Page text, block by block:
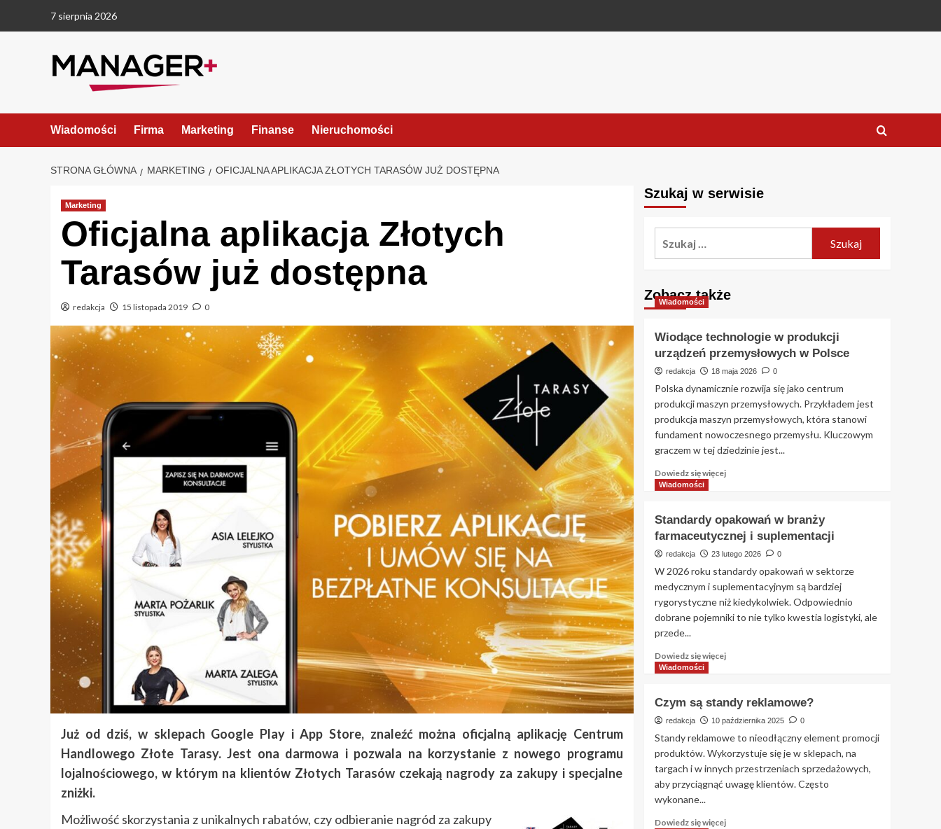
7 sierpnia 2026
Wiadomości Firma Marketing Finanse Nieruchomości
STRONA GŁÓWNA MARKETING OFICJALNA APLIKACJA ZŁOTYCH TARASÓW JUŻ DOSTĘPNA
Marketing
Oficjalna aplikacja Złotych
Tarasów już dostępna
redakcja 15 listopada 2019 0
Już od dziś, w sklepach Google Play iApp Store, znaleźć można oficjalną aplikację Centrum
Handlowego Złote Tarasy. Jest ona darmowa i pozwala na korzystanie z nowego programu
lojalnościowego, w którym na klientów Złotych Tarasów czekają nagrody za zakupy i specjalne
zniżki.
Możliwość skorzystania z unikalnych rabatów, czy odbieranie nagród za zakupy
Szukaj w serwisie
Zobacz także
Wiadomości
Wiodące technologie w produkcji
urządzeń przemysłowych w Polsce
redakcja 18 maja 2026 0
Polska dynamicznie rozwija się jako centrum
produkcji maszyn przemysłowych. Przykładem jest
produkcja maszyn przemysłowych, która stanowi
fundament nowoczesnego przemysłu. Kluczowym
graczem w tej dziedzinie jest...
Dowiedz się więcejDowiedz
Wiodące
technologie
w
urządzeń
przemysłowych
w
Polsce
Wiadomości
Standardy opakowań w branży
farmaceutycznej i suplementacji
redakcja 23 lutego 2026 0
W 2026 roku standardy opakowań w sektorze
medycznym i suplementacyjnym są bardziej
rygorystyczne niż kiedykolwiek. Odpowiednio
dobrane pojemniki to nie tylko kwestia logistyki, ale
przede...
Dowiedz się więcejDowiedz
Standardy
opakowań
farmaceutycznej
i
suplementacji
Wiadomości
Czym są standy reklamowe?
redakcja 10 października 2025 0
Standy reklamowe to nieodłączny element promocji
produktów. Wykorzystuje się je w sklepach, na
targach i w innych przestrzeniach sprzedażowych,
aby przyciągnąć uwagę klientów. Często
wykonane...
Dowiedz się więcejDowiedz